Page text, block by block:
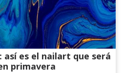
así es el nailart que será
primavera